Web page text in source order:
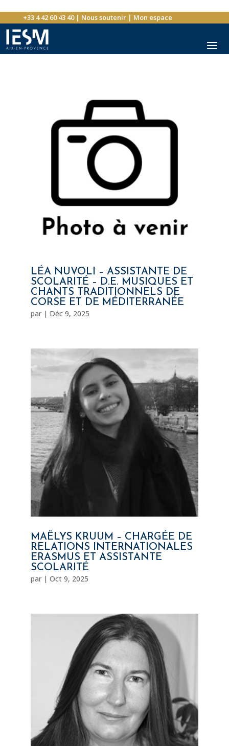
+33 4 42 60 43 40| Nous soutenir| Mon espace
LÉA NUVOLI – ASSISTANTE DE
SCOLARITÉ – D.E. MUSIQUES ET
CHANTS TRADITIONNELS DE
CORSE ET DE MÉDITERRANÉE
par | Déc 9, 2025
MAËLYS KRUUM – CHARGÉE DE
RELATIONS INTERNATIONALES
ERASMUS ET ASSISTANTE
SCOLARITÉ
par | Oct 9, 2025